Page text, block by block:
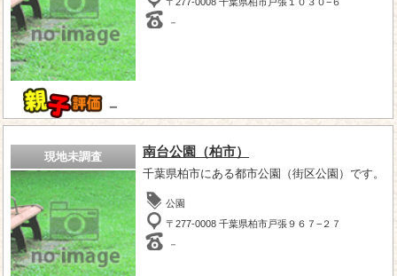
－
－
現地未調査 南台公園（柏市）
千葉県柏市にある都市公園（街区公園）です。
公園
〒277-0008 千葉県柏市戸張９６７−２７
－